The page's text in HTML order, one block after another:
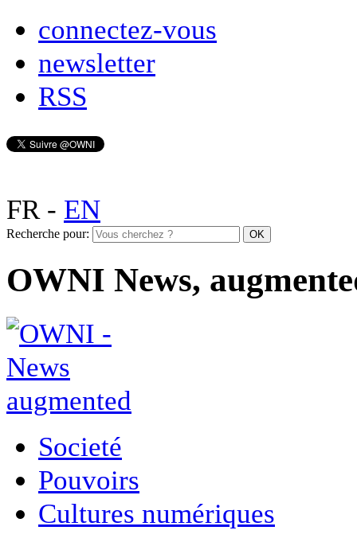
connectez-vous
newsletter
RSS
FR- EN
Recherche pour:
OWNI News,
Societé
Pouvoirs
Cultures numériques